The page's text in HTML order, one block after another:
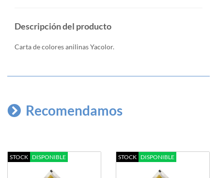
Descripción del producto
Carta de colores anilinas Yacolor.
Recomendamos
STOCK DISPONIBLE STOCK DISPONIBLE